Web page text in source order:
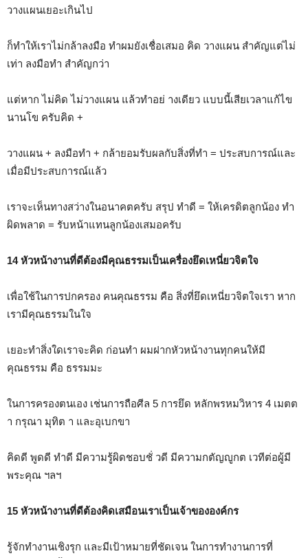
วางแผนเยอะเกินไป
ก็ทำให้เราไม่กล้าลงมือ ทำผมยังเชื่อเสมอ คิด วางแผน สำคัญแต่ไม่
เท่า ลงมือทำ สำคัญกว่า
แต่หาก ไม่คิด ไม่วางแผน แล้วทำอย่ างเดียว แบบนี้เสียเวลาแก้ไข
นานโข ครับคิด +
วางแผน + ลงมือทำ + กล้ายอมรับผลกับสิ่งที่ทำ = ประสบการณ์และ
เมื่อมีประสบการณ์แล้ว
เราจะเห็นทางสว่างในอนาคตครับ สรุป ทำดี = ให้เครดิตลูกน้อง ทำ
ผิดพลาด = รับหน้าแทนลูกน้องเสมอครับ
14 หัวหน้างานที่ดีต้องมีคุณธรรมเป็นเครื่องยึดเหนี่ยวจิตใจ
เพื่อใช้ในการปกครอง คนคุณธรรม คือ สิ่งที่ยึดเหนี่ยวจิตใจเรา หาก
เรามีคุณธรรมในใจ
เยอะทำสิ่งใดเราจะคิด ก่อนทำ ผมฝากหัวหน้างานทุกคนให้มี
คุณธรรม คือ ธรรมมะ
ในการครองตนเอง เช่นการถือศีล 5 การยึด หลักพรหมวิหาร 4 เมตต
า กรุณา มุทิต า และอุเบกขา
คิดดี พูดดี ทำดี มีความรู้ผิดชอบชั่ วดี มีความกตัญญูกต เวทีต่อผู้มี
พระคุณ ฯลฯ
15 หัวหน้างานที่ดีต้องคิดเสมือนเราเป็นเจ้าขององค์กร
รู้จักทำงานเชิงรุก และมีเป้าหมายที่ชัดเจน ในการทำงานการที่